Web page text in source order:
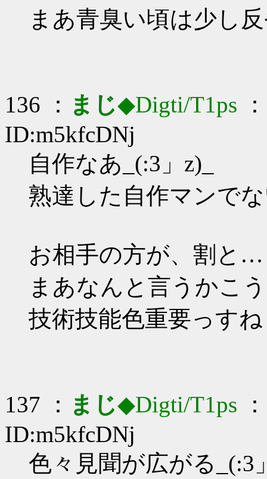
まあ青臭い頃は少し
136 ： まじ◆Digti/T1ps
ID:m5kfcDNj
自作なあ_(:3」z)_
熟達した自作マンで
お相手の方が、割と…
まあなんと言うかこ
技術技能色重要っすね
137 ： まじ◆Digti/T1ps
ID:m5kfcDNj
色々見聞が広がる_(:3